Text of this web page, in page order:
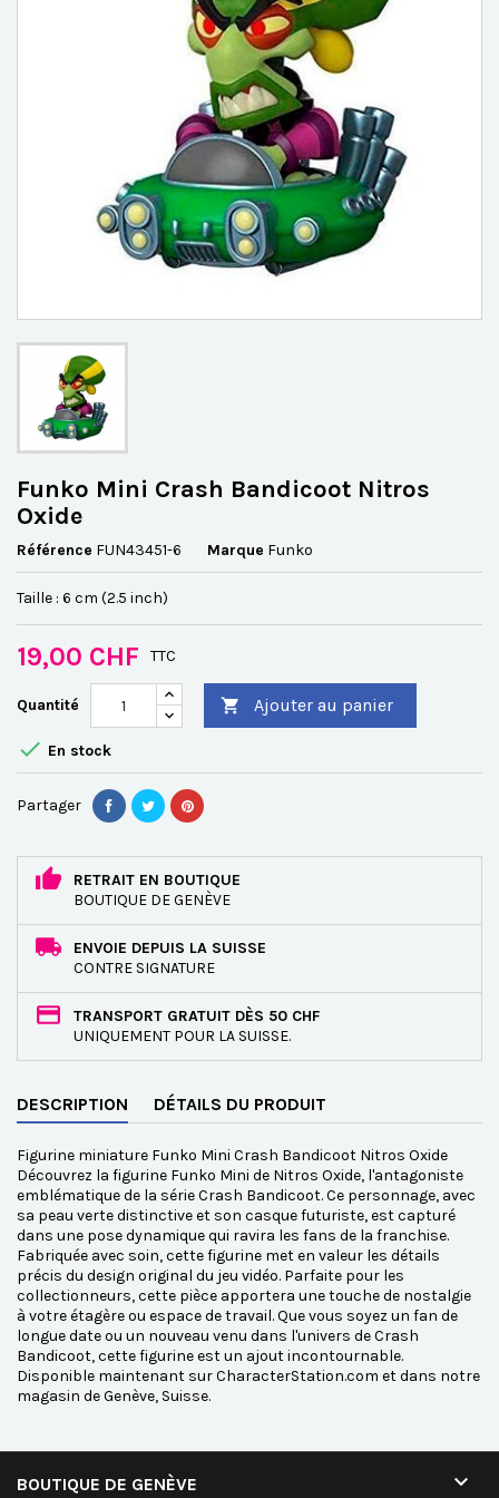
Funko Mini Crash Bandicoot Nitros
Oxide
Référence FUN43451-6 Marque Funko
Taille : 6 cm (2.5 inch)
19,00 CHF TTC
Quantité  Ajouter au panier
 En stock
Partager
RETRAIT EN BOUTIQUE
BOUTIQUE DE GENÈVE
ENVOIE DEPUIS LA SUISSE
CONTRE SIGNATURE
TRANSPORT GRATUIT DÈS 50 CHF
UNIQUEMENT POUR LA SUISSE.
DESCRIPTION DÉTAILS DU PRODUIT
Figurine miniature Funko Mini Crash Bandicoot Nitros Oxide
Découvrez la figurine Funko Mini de Nitros Oxide, l'antagoniste
emblématique de la série Crash Bandicoot. Ce personnage, avec
sa peau verte distinctive et son casque futuriste, est capturé
dans une pose dynamique qui ravira les fans de la franchise.
Fabriquée avec soin, cette figurine met en valeur les détails
précis du design original du jeu vidéo. Parfaite pour les
collectionneurs, cette pièce apportera une touche de nostalgie
à votre étagère ou espace de travail. Que vous soyez un fan de
longue date ou un nouveau venu dans l'univers de Crash
Bandicoot, cette figurine est un ajout incontournable.
Disponible maintenant sur CharacterStation.com et dans notre
magasin de Genève, Suisse.
BOUTIQUE DE GENÈVE 